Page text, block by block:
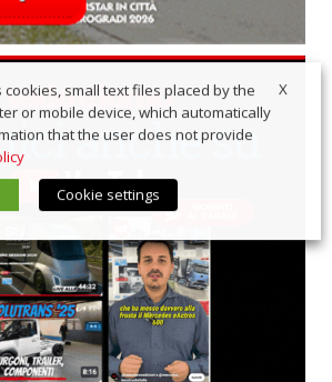
X
cookies, small text files placed by the
or mobile device, which automatically
that the user does not provide
Cookie settings